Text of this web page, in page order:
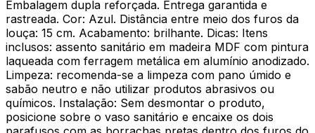
Embalagem dupla reforçada. Entrega garantida e
rastreada. Cor: Azul. Distância entre meio dos furos da
louça: 15 cm. Acabamento: brilhante. Dicas: Itens
inclusos: assento sanitário em madeira MDF com pintura
laqueada com ferragem metálica em alumínio anodizado.
Limpeza: recomenda-se a limpeza com pano úmido e
sabão neutro e não utilizar produtos abrasivos ou
químicos. Instalação: Sem desmontar o produto,
posicione sobre o vaso sanitário e encaixe os dois